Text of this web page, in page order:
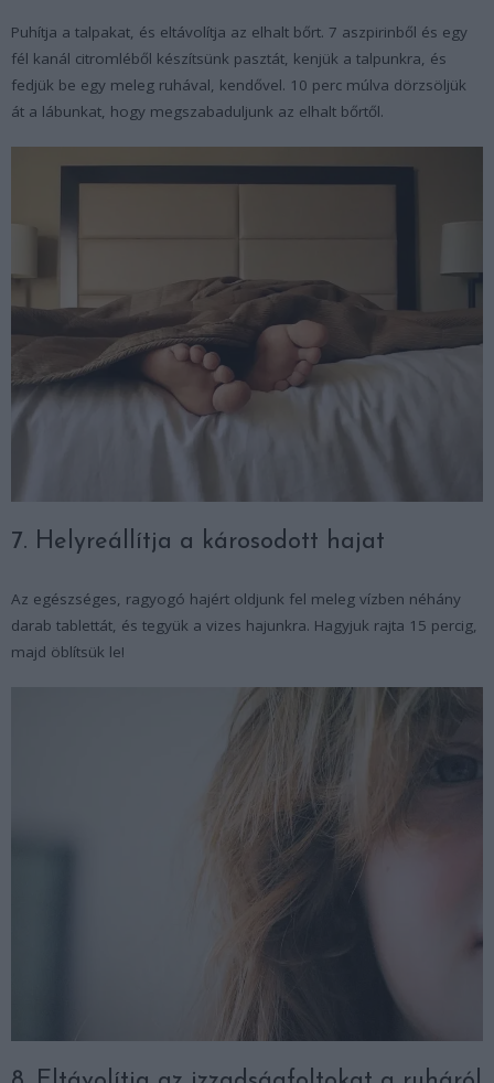
Puhítja a talpakat, és eltávolítja az elhalt bőrt. 7 aszpirinből és egy
fél kanál citromléből készítsünk pasztát, kenjük a talpunkra, és
fedjük be egy meleg ruhával, kendővel. 10 perc múlva dörzsöljük
át a lábunkat, hogy megszabaduljunk az elhalt bőrtől.
7. Helyreállítja a károsodott hajat
Az egészséges, ragyogó hajért oldjunk fel meleg vízben néhány
darab tablettát, és tegyük a vizes hajunkra. Hagyjuk rajta 15 percig,
majd öblítsük le!